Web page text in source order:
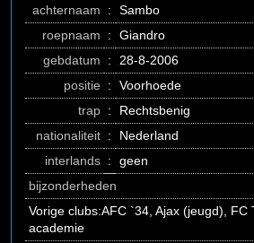
achternaam :
Sambo
roepnaam
:
Giandro
gebdatum
:
28-8-2006
positie :
Voorhoede
trap :
Rechtsbenig
nationaliteit :
Nederland
interlands :
geen
bijzonderheden
Vorige clubs:AFC `34, Ajax (jeugd), FC
academie